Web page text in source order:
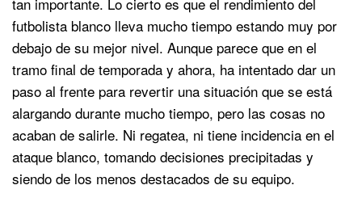
futbolista blanco lleva mucho tiempo estando muy por
debajo de su mejor nivel. Aunque parece que en el
tramo final de temporada y ahora, ha intentado dar un
paso al frente para revertir una situación que se está
alargando durante mucho tiempo, pero las cosas no
acaban de salirle. Ni regatea, ni tiene incidencia en el
ataque blanco, tomando decisiones precipitadas y
siendo de los menos destacados de su equipo.